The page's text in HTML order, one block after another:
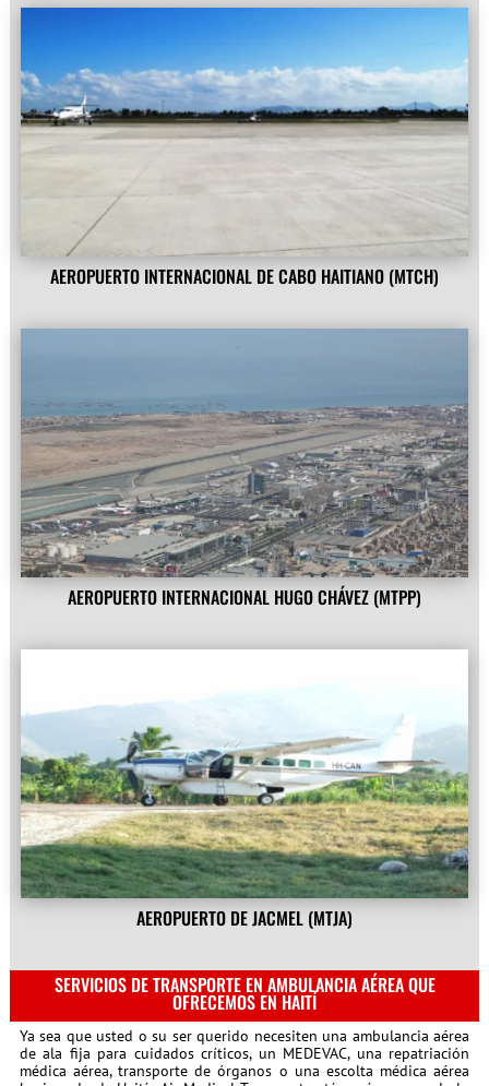
AEROPUERTO INTERNACIONAL DE CABO HAITIANO (MTCH)
AEROPUERTO INTERNACIONAL HUGO CHÁVEZ (MTPP)
AEROPUERTO DE JACMEL (MTJA)
SERVICIOS DE TRANSPORTE EN AMBULANCIA AÉREA QUE
OFRECEMOS EN HAITÍ
Ya sea que usted o su ser querido necesiten una ambulancia aérea
de ala fija para cuidados críticos, un MEDEVAC, una repatriación
médica aérea, transporte de órganos o una escolta médica aérea